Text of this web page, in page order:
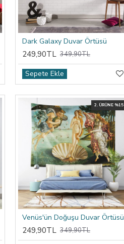
Dark Galaxy Duvar Örtüsü
249,90TL 349,90TL
Sepete Ekle
2. ÜRÜNE %15
Venüs'ün Doğuşu Duvar Örtüsü
249,90TL 349,90TL